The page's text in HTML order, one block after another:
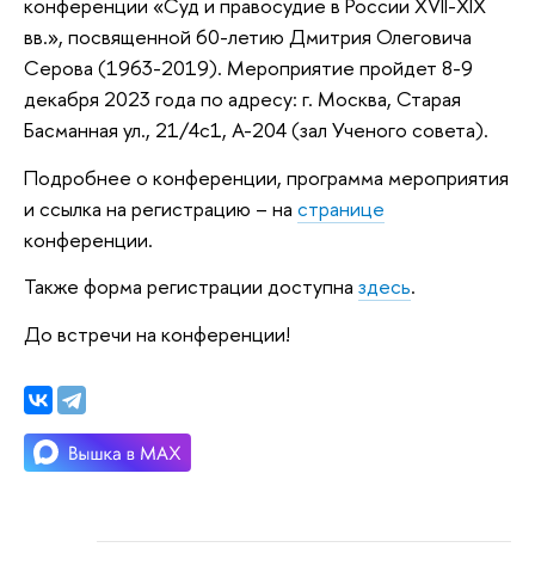
конференции «Суд и правосудие в России XVII-XIX
вв.», посвященной 60-летию Дмитрия Олеговича
Серова (1963-2019). Мероприятие пройдет 8-9
декабря 2023 года по адресу: г. Москва, Старая
Басманная ул., 21/4с1, А-204 (зал Ученого совета).
Подробнее о конференции, программа мероприятия
и ссылка на регистрацию – на странице
конференции.
Также форма регистрации доступна здесь.
До встречи на конференции!